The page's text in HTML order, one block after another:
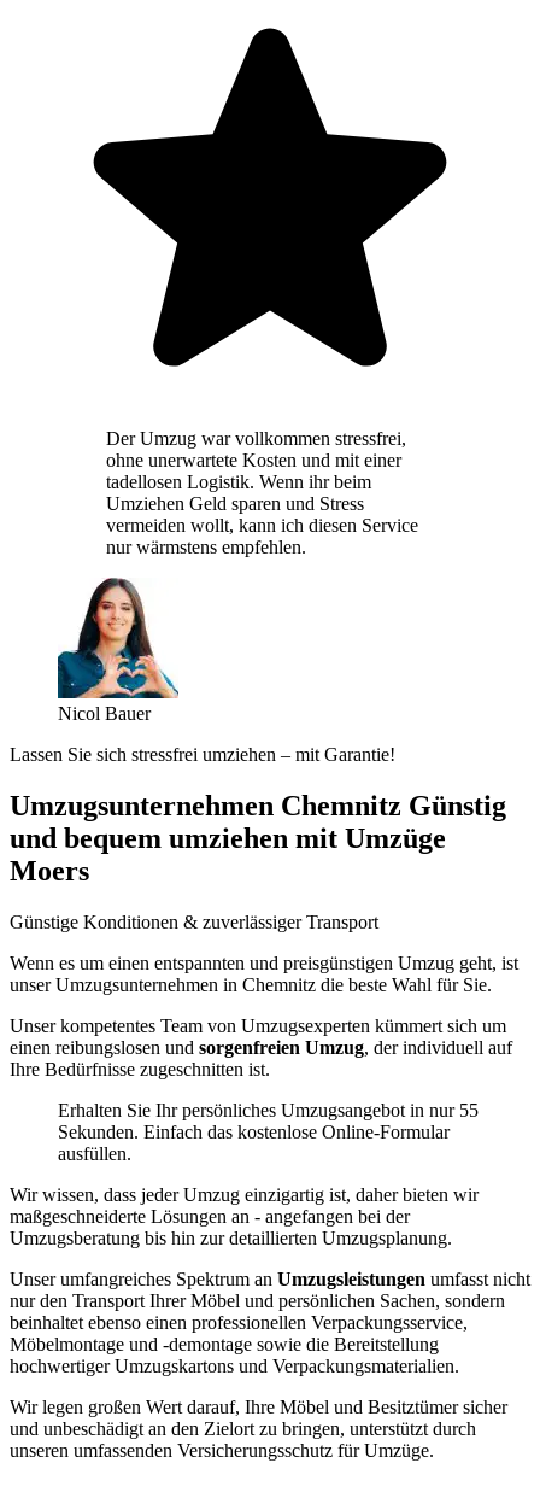
Der Umzug war vollkommen stressfrei,
ohne unerwartete Kosten und mit einer
tadellosen Logistik. Wenn ihr beim
Umziehen Geld sparen und Stress
vermeiden wollt, kann ich diesen Service
nur wärmstens empfehlen.
Nicol Bauer
Lassen Sie sich stressfrei umziehen – mit Garantie!
Umzugsunternehmen Chemnitz Günstig
und bequem umziehen mit Umzüge
Moers
Günstige Konditionen & zuverlässiger Transport
Wenn es um einen entspannten und preisgünstigen Umzug geht, ist
unser Umzugsunternehmen in Chemnitz die beste Wahl für Sie.
Unser kompetentes Team von Umzugsexperten kümmert sich um
einen reibungslosen und sorgenfreien Umzug, der individuell auf
Ihre Bedürfnisse zugeschnitten ist.
Erhalten Sie Ihr persönliches Umzugsangebot in nur 55
Sekunden. Einfach das kostenlose Online-Formular
ausfüllen.
Wir wissen, dass jeder Umzug einzigartig ist, daher bieten wir
maßgeschneiderte Lösungen an - angefangen bei der
Umzugsberatung bis hin zur detaillierten Umzugsplanung.
Unser umfangreiches Spektrum an Umzugsleistungen umfasst nicht
nur den Transport Ihrer Möbel und persönlichen Sachen, sondern
beinhaltet ebenso einen professionellen Verpackungsservice,
Möbelmontage und -demontage sowie die Bereitstellung
hochwertiger Umzugskartons und Verpackungsmaterialien.
Wir legen großen Wert darauf, Ihre Möbel und Besitztümer sicher
und unbeschädigt an den Zielort zu bringen, unterstützt durch
unseren umfassenden Versicherungsschutz für Umzüge.